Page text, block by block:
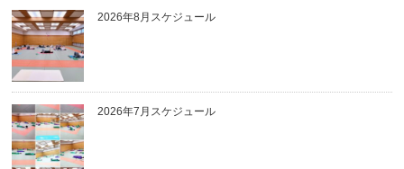
2026年8月スケジュール
2026年7月スケジュール